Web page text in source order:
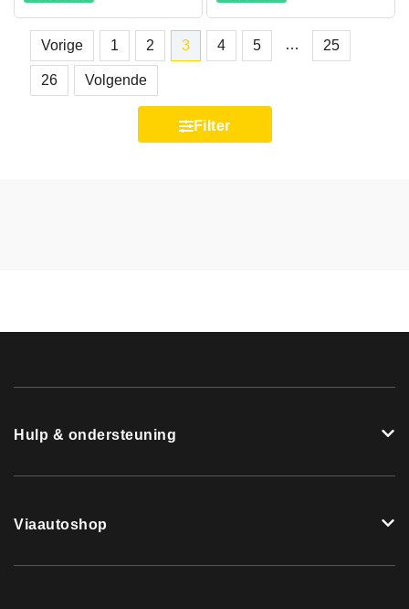
Vorige 1 2 3 4 5 … 25
26 Volgende
Filter
Hulp & ondersteuning
Viaautoshop